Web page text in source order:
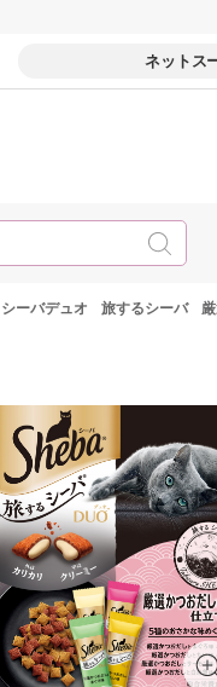
ネットス
シーバデュオ 旅するシーバ 厳